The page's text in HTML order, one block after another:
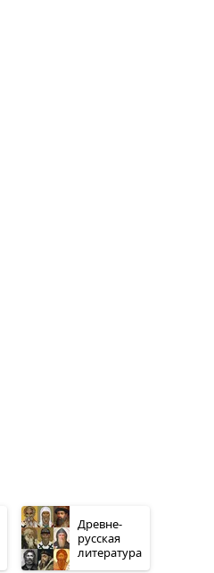
Древне­
русская
литература